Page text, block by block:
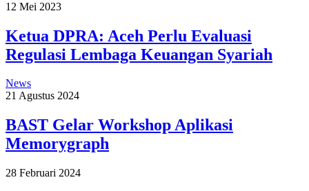
12 Mei 2023
Ketua DPRA: Aceh Perlu Evaluasi
Regulasi Lembaga Keuangan Syariah
News
21 Agustus 2024
BAST Gelar Workshop Aplikasi
Memorygraph
28 Februari 2024